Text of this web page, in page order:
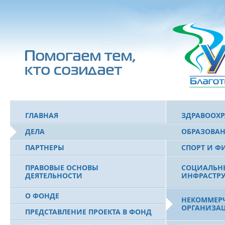
ГЛАВНАЯ
ДЕЛА
ПАРТНЕРЫ
ПРАВОВЫЕ ОСНОВЫ
ДЕЯТЕЛЬНОСТИ
О ФОНДЕ
ПРЕДСТАВЛЕНИЕ ПРОЕКТА В ФОНД
СПОРТ И